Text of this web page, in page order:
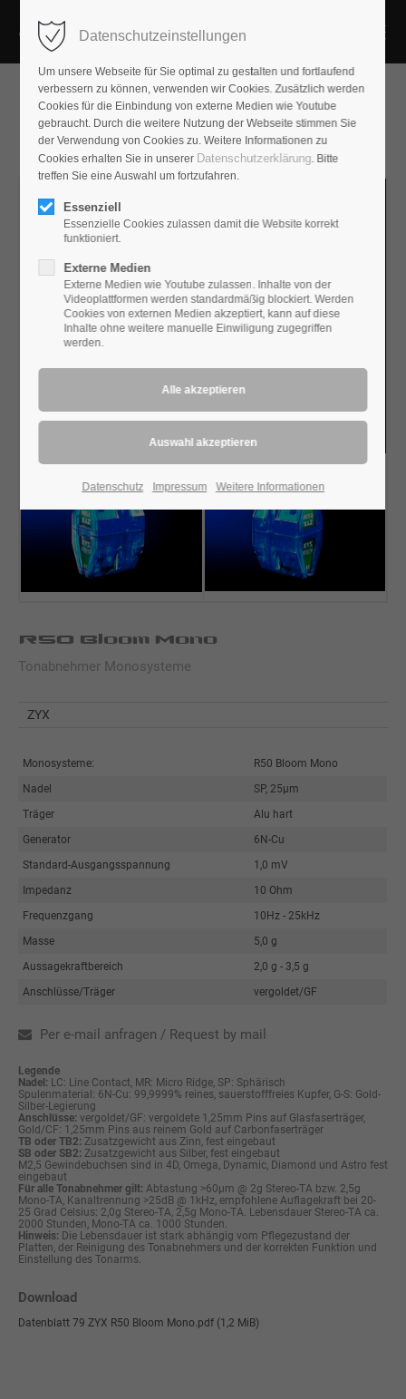
R50 Bloom Mono
Tonabnehmer Monosysteme
ZYX
Monosysteme:
R50 Bloom Mono
Nadel
SP, 25µm
Träger
Alu hart
Generator
6N-Cu
Standard-Ausgangsspannung
1,0 mV
Impedanz
10 Ohm
Frequenzgang
10Hz - 25kHz
Masse
5,0 g
Aussagekraftbereich
2,0 g - 3,5 g
Anschlüsse/Träger
vergoldet/GF
Per e-mail anfragen / Request by mail
Legende
Nadel: LC: Line Contact, MR: Micro Ridge, SP: Sphärisch
Spulenmaterial: 6N-Cu: 99,9999% reines, sauerstofffreies Kupfer, G-S: Gold-
Silber-Legierung
Anschlüsse: vergoldet/GF: vergoldete 1,25mm Pins auf Glasfaserträger,
Gold/CF: 1,25mm Pins aus reinem Gold auf Carbonfaserträger
TB oder TB2: Zusatzgewicht aus Zinn, fest eingebaut
SB oder SB2: Zusatzgewicht aus Silber, fest eingebaut
M2,5 Gewindebuchsen sind in 4D, Omega, Dynamic, Diamond und Astro fest
eingebaut
Für alle Tonabnehmer gilt: Abtastung >60µm @ 2g Stereo-TA bzw. 2,5g
Mono-TA, Kanaltrennung >25dB @ 1kHz, empfohlene Auflagekraft bei 20-
25 Grad Celsius: 2,0g Stereo-TA, 2,5g Mono-TA. Lebensdauer Stereo-TA ca.
2000 Stunden, Mono-TA ca. 1000 Stunden.
Hinweis: Die Lebensdauer ist stark abhängig vom Pflegezustand der
Platten, der Reinigung des Tonabnehmers und der korrekten Funktion und
Einstellung des Tonarms.
Download
Datenblatt 79 ZYX R50 Bloom Mono.pdf (1,2 MiB)
Datenschutzeinstellungen
Um unsere Webseite für Sie optimal zu gestalten und fortlaufend
verbessern zu können, verwenden wir Cookies. Zusätzlich werden
Cookies für die Einbindung von externe Medien wie Youtube
gebraucht. Durch die weitere Nutzung der Webseite stimmen Sie
der Verwendung von Cookies zu. Weitere Informationen zu
Cookies erhalten Sie in unserer Datenschutzerklärung. Bitte
treffen Sie eine Auswahl um fortzufahren.
Essenziell
Essenzielle Cookies zulassen damit die Website korrekt
funktioniert.
Externe Medien
Externe Medien wie Youtube zulassen. Inhalte von der
Videoplattformen werden standardmäßig blockiert. Werden
Cookies von externen Medien akzeptiert, kann auf diese
Inhalte ohne weitere manuelle Einwiligung zugegriffen
werden.
Datenschutz Impressum Weitere Informationen